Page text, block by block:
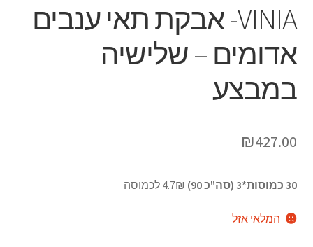
VINIA- אבקת תאי ענבים
אדומים – שלישיה
במבצע
₪427.00
30 כמוסות*3 (סה"כ 90)
המלאי אזל